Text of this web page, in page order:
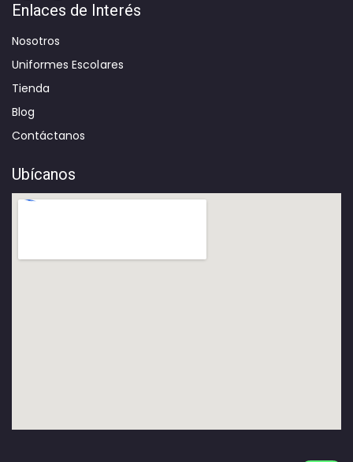
Enlaces de Interés
Nosotros
Uniformes Escolares
Tienda
Blog
Contáctanos
Ubícanos